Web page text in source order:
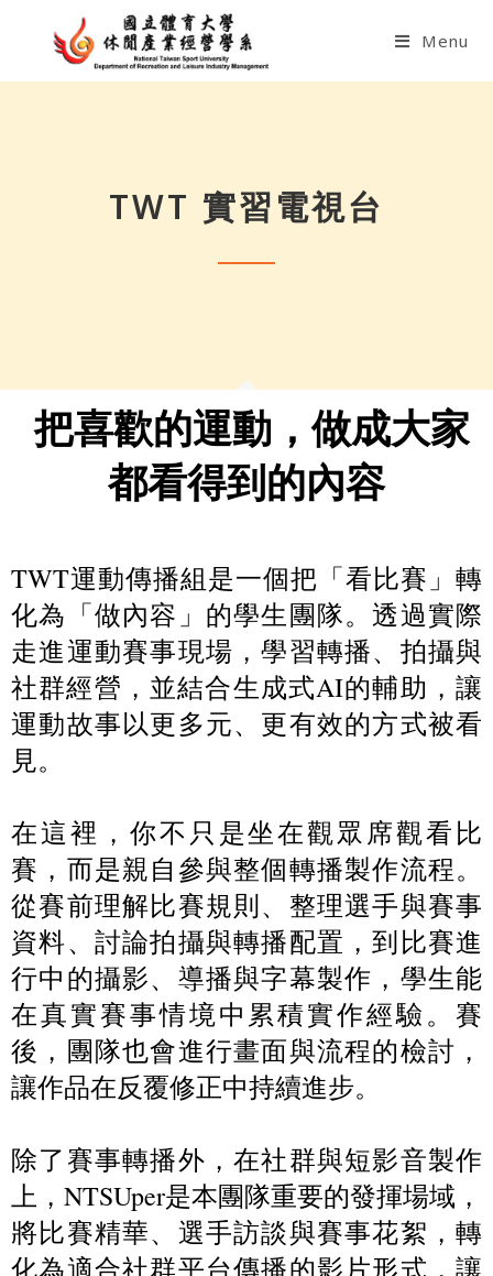
Menu
TWT 實習電視台
把喜歡的運動，做成大家
都看得到的內容
TWT運動傳播組是一個把「看比賽」轉
化為「做內容」的學生團隊。透過實際
走進運動賽事現場，學習轉播、拍攝與
社群經營，並結合生成式AI的輔助，讓
運動故事以更多元、更有效的方式被看
見。
在這裡，你不只是坐在觀眾席觀看比
賽，而是親自參與整個轉播製作流程。
從賽前理解比賽規則、整理選手與賽事
資料、討論拍攝與轉播配置，到比賽進
行中的攝影、導播與字幕製作，學生能
在真實賽事情境中累積實作經驗。賽
後，團隊也會進行畫面與流程的檢討，
讓作品在反覆修正中持續進步。
除了賽事轉播外，在社群與短影音製作
上，NTSUper是本團隊重要的發揮場域，
將比賽精華、選手訪談與賽事花絮，轉
化為適合社群平台傳播的影片形式，讓